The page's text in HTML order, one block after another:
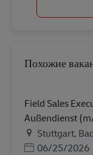
Похожие
Field Sales
Außendienst
Stuttgart,
Дата публикации
06/25/2026